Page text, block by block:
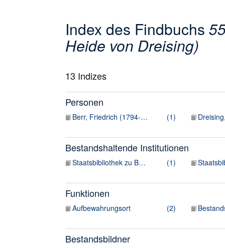
Index des Findbuchs
Heide von Dreising)
13 Indizes
Personen
Berr, Friedrich (1794-1838) [ermittelt]
(1)
Bestandshaltende Institutionen
Staatsbibliothek zu Berlin. Musikabteilung
(1)
Funktionen
Aufbewahrungsort (2)
Bestandsbildner